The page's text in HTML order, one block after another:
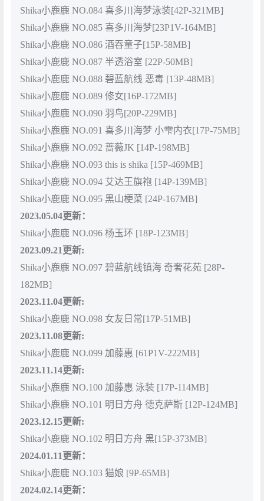
Shika小鹿鹿 NO.084 喜多川海梦泳装[42P-321MB]
Shika小鹿鹿 NO.085 喜多川海梦[23P1V-164MB]
Shika小鹿鹿 NO.086 酒吞童子[15P-58MB]
Shika小鹿鹿 NO.087 半透浴室 [22P-50MB]
Shika小鹿鹿 NO.088 碧蓝航线 恶毒 [13P-48MB]
Shika小鹿鹿 NO.089 修女[16P-172MB]
Shika小鹿鹿 NO.090 羽鸟[20P-229MB]
Shika小鹿鹿 NO.091 喜多川海梦 小雫内衣[17P-75MB]
Shika小鹿鹿 NO.092 蔷薇JK [14P-198MB]
Shika小鹿鹿 NO.093 this is shika [15P-469MB]
Shika小鹿鹿 NO.094 艾达王旗袍 [14P-139MB]
Shika小鹿鹿 NO.095 黑山梗菜 [24P-167MB]
2023.05.04更新：
Shika小鹿鹿 NO.096 杨玉环 [18P-123MB]
2023.09.21更新:
Shika小鹿鹿 NO.097 碧蓝航线镇海 奇奢花苑 [28P-
182MB]
2023.11.04更新:
Shika小鹿鹿 NO.098 女友日常[17P-51MB]
2023.11.08更新:
Shika小鹿鹿 NO.099 加藤惠 [61P1V-222MB]
2023.11.14更新:
Shika小鹿鹿 NO.100 加藤惠 泳装 [17P-114MB]
Shika小鹿鹿 NO.101 明日方舟 德克萨斯 [12P-124MB]
2023.12.15更新:
Shika小鹿鹿 NO.102 明日方舟 黑[15P-373MB]
2024.01.11更新：
Shika小鹿鹿 NO.103 猫娘 [9P-65MB]
2024.02.14更新：